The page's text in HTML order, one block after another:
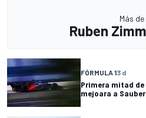
Más de
Ruben
FÓRMULA 13 d
Primera mitad
mejoara a